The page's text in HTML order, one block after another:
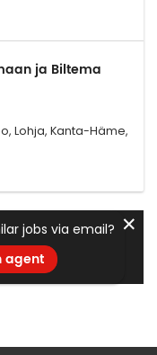
ja Biltema
Lohja, Kanta-Häme,
jobs via email?
agent
✕